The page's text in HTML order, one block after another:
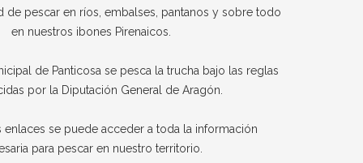
de pescar en ríos, embalses, pantanos y sobre todo
en nuestros ibones Pirenaicos.
de Panticosa se pesca la trucha bajo las reglas
por la Diputación General de Aragón.
enlaces se puede acceder a toda la información
para pescar en nuestro territorio.